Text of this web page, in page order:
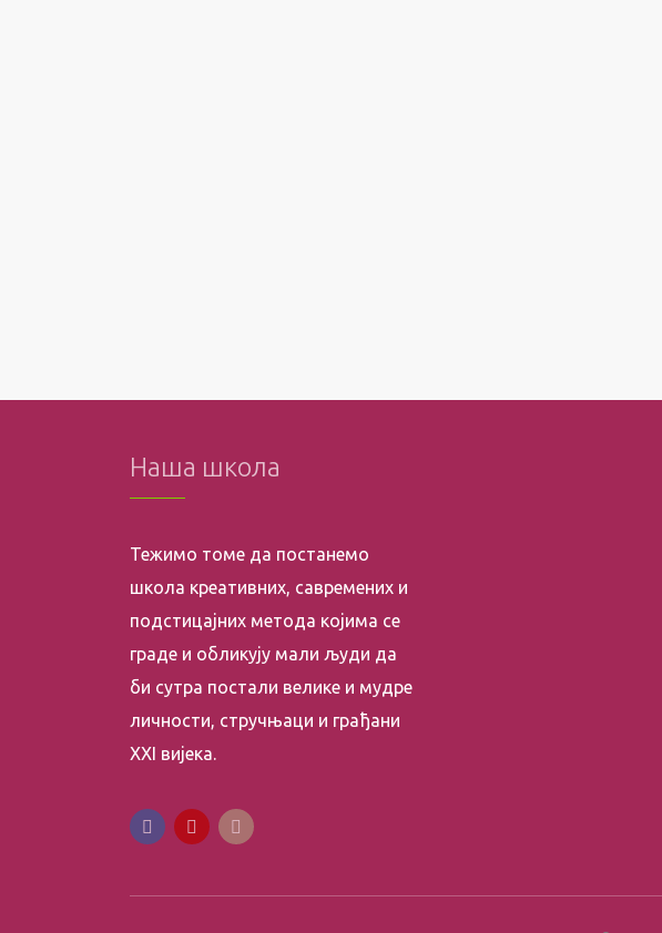
Наша школа
Тежимо томе да постанемо
школа креативних, савремених и
подстицајних метода којима се
граде и обликују мали људи да
би сутра постали велике и мудре
личности, стручњаци и грађани
XXI вијека.